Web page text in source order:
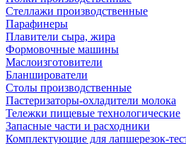
Стеллажи производственные
Парафинеры
Плавители сыра, жира
Формовочные машины
Маслоизготовители
Бланширователи
Столы производственные
Пастеризаторы-охладители молока
Тележки пищевые технологические
Запасные части и расходники
Комплектующие для лапшерезок-